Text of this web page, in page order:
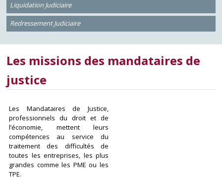
Liquidation Judiciaire
Redressement Judiciaire
Les missions des mandataires de
justice
Les Mandataires de Justice,
professionnels du droit et de
l’économie, mettent leurs
compétences au service du
traitement des difficultés de
toutes les entreprises, les plus
grandes comme les PME ou les
TPE.